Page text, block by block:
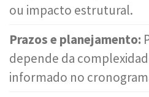
ou impacto estrutural.
Prazos e planejamento:
depende da
informado no